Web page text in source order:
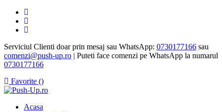
Serviciul Clienti doar prin mesaj sau WhatsApp: 0730177166 sau
comenzi@push-up.ro | Puteti face comenzi pe WhatsApp la numarul
0730177166
Favorite ()
Acasa